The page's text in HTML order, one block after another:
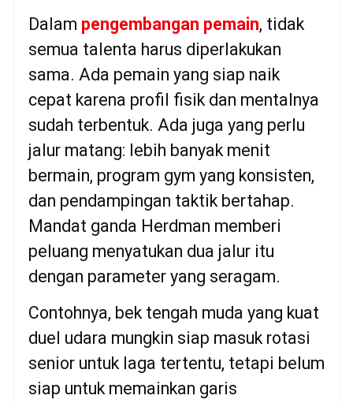
Dalam pengembangan pemain, tidak
semua talenta harus diperlakukan
sama. Ada pemain yang siap naik
cepat karena profil fisik dan mentalnya
sudah terbentuk. Ada juga yang perlu
jalur matang: lebih banyak menit
bermain, program gym yang konsisten,
dan pendampingan taktik bertahap.
Mandat ganda Herdman memberi
peluang menyatukan dua jalur itu
dengan parameter yang seragam.
Contohnya, bek tengah muda yang kuat
duel udara mungkin siap masuk rotasi
senior untuk laga tertentu, tetapi belum
siap untuk memainkan garis